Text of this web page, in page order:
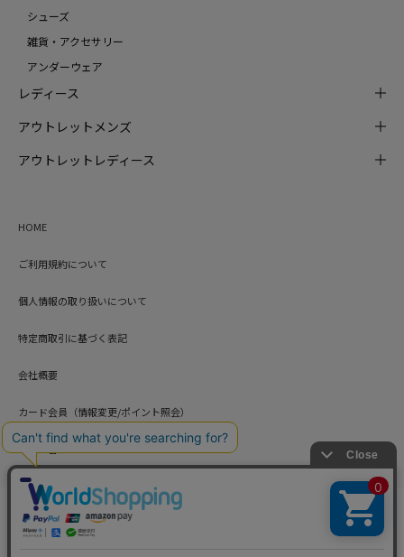
シューズ
雑貨・アクセサリー
アンダーウェア
レディース
アウトレットメンズ
アウトレットレディース
HOME
ご利用規約について
個人情報の取り扱いについて
特定商取引に基づく表記
会社概要
カード会員（情報変更/ポイント照会）